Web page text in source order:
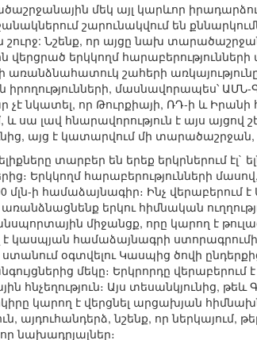
մեկ այլ կարևոր
շարունակվում են
Նշենք, որ այցը նախ
երկկողմ
առանձնահատուկ շահերի
մասնավորապես՝
չէ նկատել, որ Թուրքիայի, ՌԴ-ի և
և սա լավ հնարավորություն է այս
այց է կատարվում մի
տարբեր են երեք երկրներում
Երկկողմ հարաբերությունների
մլն-ի համաձայնագիր։ Ինչ վերաբերում
երկու հիմնական
միջանցք, որը կարող է
կասպյան համաձայնագրի
ստանում օգտվելու Կասպից ծովի
մեկը։ Երկրորդը
հնչեղություն։ Այս տեսանկյունից,
կարող է վերցնել արցախյան
նշենք, որ ներկայում,
նախադրյալներ։